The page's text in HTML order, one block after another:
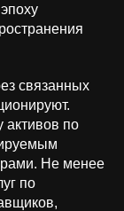
связанных
активов по
Не менее
по